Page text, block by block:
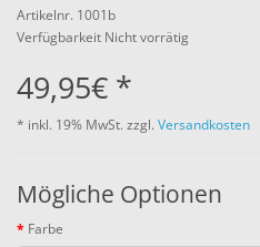
Artikelnr. 1001b
Verfügbarkeit Nicht vorrätig
49,95€ *
* inkl. 19% MwSt. zzgl. Versandkosten
Mögliche Optionen
Farbe